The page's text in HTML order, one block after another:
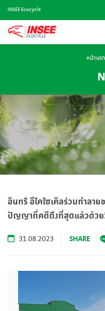
INSEE Ecocycle
หน้าแรก
อินทรี อีไคไซเคิลร่วมทำลา
ปัญญาที่คดีถึงที่สุดแล้วด้วย
31.08.2023 SHARE